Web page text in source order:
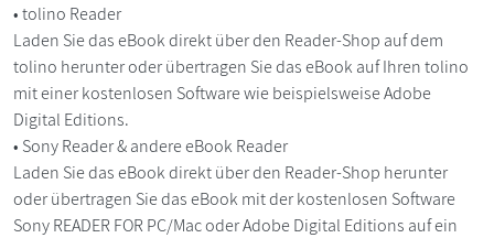
• tolino Reader
Laden Sie das eBook direkt über den Reader-Shop auf dem
tolino herunter oder übertragen Sie das eBook auf Ihren tolino
mit einer kostenlosen Software wie beispielsweise Adobe
Digital Editions.
• Sony Reader & andere eBook Reader
Laden Sie das eBook direkt über den Reader-Shop herunter
oder übertragen Sie das eBook mit der kostenlosen Software
Sony READER FOR PC/Mac oder Adobe Digital Editions auf ein